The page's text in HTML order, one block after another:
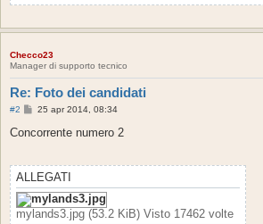
Checco23
Manager di supporto tecnico
Re: Foto dei candidati
#2
M
s
g
i
o
25 apr 2014, 08:34
Concorrente numero 2
ALLEGATI
mylands3.jpg (53.2 KiB) Visto 17462 volte